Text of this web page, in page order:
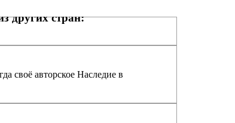
других стран:
своё авторское Наследие в